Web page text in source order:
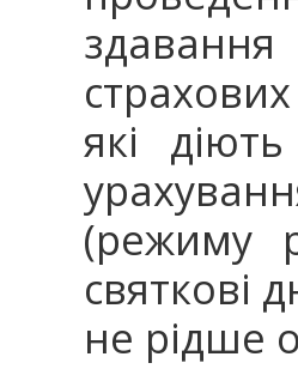
які
(режиму
святкові
не рідше